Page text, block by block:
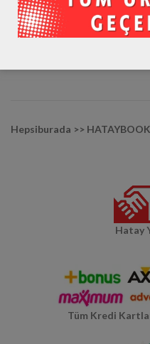
Diğer Mağazalarımız :
Hepsiburada >>
Hatay
Tüm Kredi